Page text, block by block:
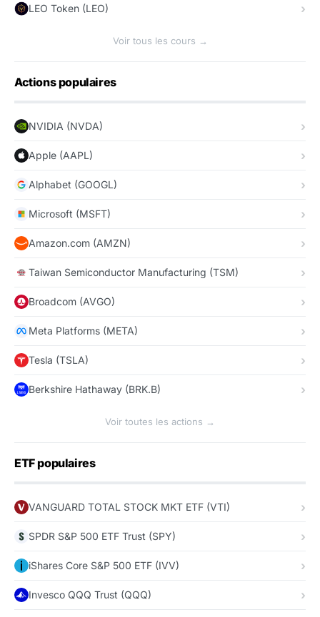
LEO Token (LEO)
Voir tous les cours →
Actions populaires
NVIDIA (NVDA)
Apple (AAPL)
Alphabet (GOOGL)
Microsoft (MSFT)
Amazon.com (AMZN)
Taiwan Semiconductor Manufacturing (TSM)
Broadcom (AVGO)
Meta Platforms (META)
Tesla (TSLA)
Berkshire Hathaway (BRK.B)
Voir toutes les actions →
ETF populaires
VANGUARD TOTAL STOCK MKT ETF (VTI)
SPDR S&P 500 ETF Trust (SPY)
iShares Core S&P 500 ETF (IVV)
Invesco QQQ Trust (QQQ)